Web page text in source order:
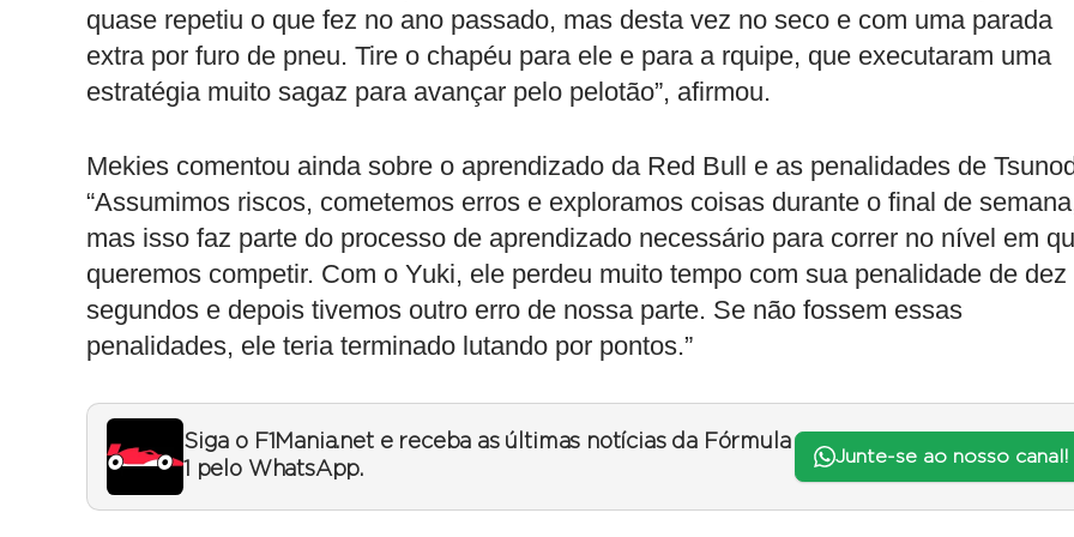
quase repetiu o que fez no ano passado, mas desta vez no seco e com uma parada
extra por furo de pneu. Tire o chapéu para ele e para a rquipe, que executaram uma
estratégia muito sagaz para avançar pelo pelotão”, afirmou.
Mekies comentou ainda sobre o aprendizado da Red Bull e as penalidades de
“Assumimos riscos, cometemos erros e exploramos coisas durante o final de
mas isso faz parte do processo de aprendizado necessário para correr no nível em
queremos competir. Com o Yuki, ele perdeu muito tempo com sua penalidade de dez
segundos e depois tivemos outro erro de nossa parte. Se não fossem essas
penalidades, ele teria terminado lutando por pontos.”
Siga o F1Mania.net e receba as últimas notícias da Fórmula
1 pelo WhatsApp.
Junte-se ao nosso canal!